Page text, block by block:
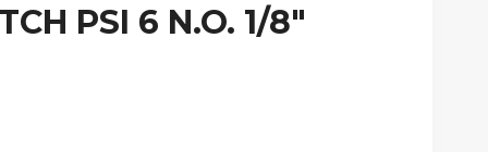
PSI 6 N.O. 1/8″